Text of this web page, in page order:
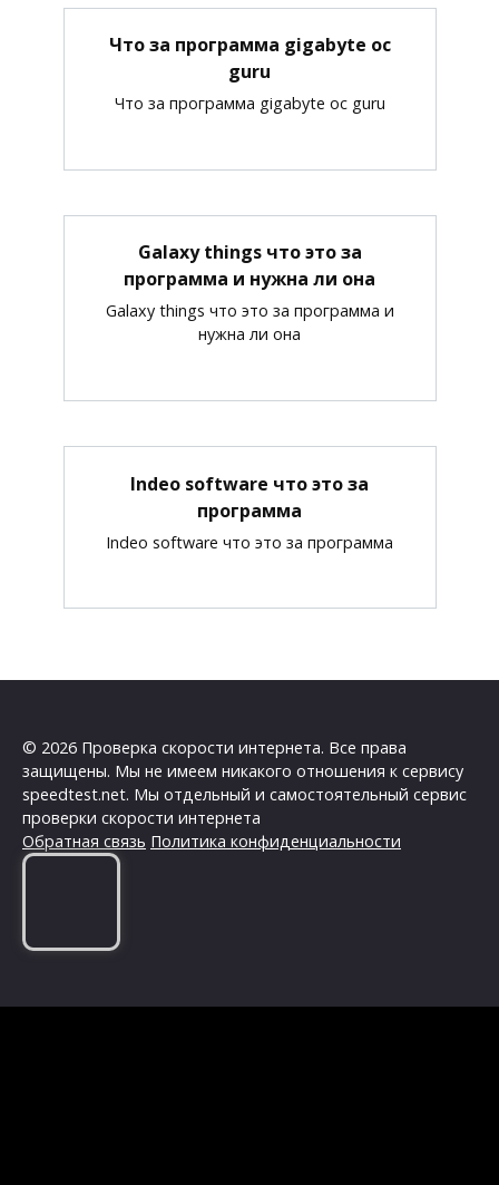
Что за программа gigabyte oc
guru
Что за программа gigabyte oc guru
Galaxy things что это за
программа и нужна ли она
Galaxy things что это за программа и
нужна ли она
Indeo software что это за
программа
Indeo software что это за программа
© 2026 Проверка скорости интернета. Все права
защищены. Мы не имеем никакого отношения к сервису
speedtest.net. Мы отдельный и самостоятельный сервис
проверки скорости интернета
Обратная связь Политика конфиденциальности